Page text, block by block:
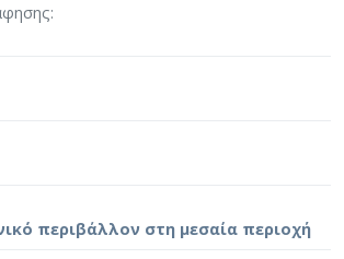
περιβάλλον στη μεσαία περιοχή